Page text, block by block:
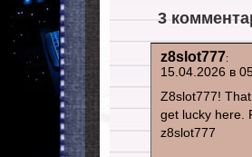
3
z8slot777:
15.04.2026 в
Z8slot777!
get lucky here.
z8slot777